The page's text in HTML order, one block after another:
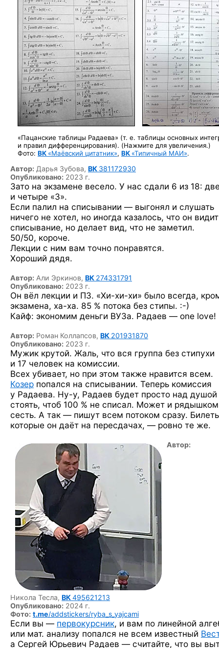
«Пацанские таблицы Радаева» (т. е. таблицы основных
и правил дифференцирования). (Нажмите для увеличения.)
Фото: ВК «Маёвский цитатник», ВК «Типичный МАИ».
Автор: Дарья Зубова, ВК 381172930
Опубликовано: 2023 г.
Зато на экзамене весело. У нас сдали 6 из 18:
и четыре «3».
Если палил на списывании — выгонял и слушать
ничего не хотел, но иногда казалось, что он видит
списывание, но делает вид, что не заметил.
50/50, короче.
Лекции с ним вам точно понравятся.
Хороший дядя.
Автор: Али Эркинов, ВК 274331791
Опубликовано: 2023 г.
Он вёл лекции и ПЗ. «Хи-хи-хи» было всегда,
экзамена, ха-ха. 85 % потока без стипы. :-)
Кайф: экономим деньги ВУЗа. Радаев — one love!
Автор: Роман Коллапсов, ВК 201931870
Опубликовано: 2023 г.
Мужик крутой. Жаль, что вся группа без стипухи
и 17 человек на комиссии.
Всех убивает, но при этом также нравится всем.
Козер попался на списывании. Теперь комиссия
у Радаева. Ну-у, Радаев будет просто над душой
стоять, чтоб 100 % не списал. Может и рядышком
сесть. А так — пишут всем потоком сразу.
которые он даёт на пересдачах, — ровно те же.
Автор:
Никола Тесла, ВК495621213
Опубликовано: 2024 г.
Фото: t.me/addstickers/ryba_s_yajcami
Если вы — первокурсник, и вам по линейной
или мат. анализу попался не всем известный
а Сергей Юрьевич Радаев — считайте, что вы